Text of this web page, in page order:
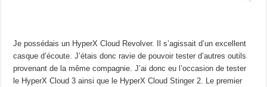
Je possédais un HyperX Cloud Revolver. Il s’agissait d’un excellent
casque d’écoute. J’étais donc ravie de pouvoir tester d’autres outils
provenant de la même compagnie. J’ai donc eu l’occasion de tester
le HyperX Cloud 3 ainsi que le HyperX Cloud Stinger 2. Le premier